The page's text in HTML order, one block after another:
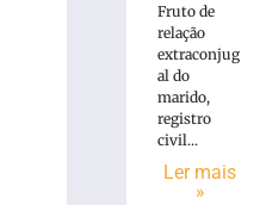
decide
afastar
Marco
Fruto de
relação
extraconjug
al do
marido,
registro
civil...
Ler mais
»